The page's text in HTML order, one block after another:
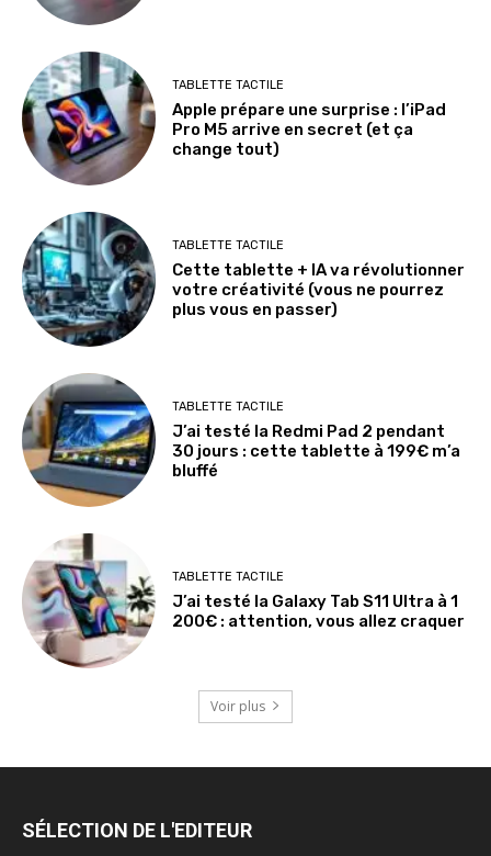
TABLETTE TACTILE
Apple prépare une surprise : l’iPad
Pro M5 arrive en secret (et ça
change tout)
TABLETTE TACTILE
Cette tablette + IA va révolutionner
votre créativité (vous ne pourrez
plus vous en passer)
TABLETTE TACTILE
J’ai testé la Redmi Pad 2 pendant
30 jours : cette tablette à 199€ m’a
bluffé
TABLETTE TACTILE
J’ai testé la Galaxy Tab S11 Ultra à 1
200€ : attention, vous allez craquer
Voir plus
SÉLECTION DE L'EDITEUR